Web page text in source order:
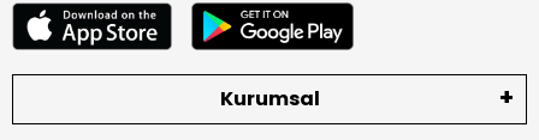
Kurumsal